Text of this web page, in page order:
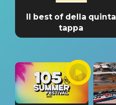
Il best of della quinta
tappa